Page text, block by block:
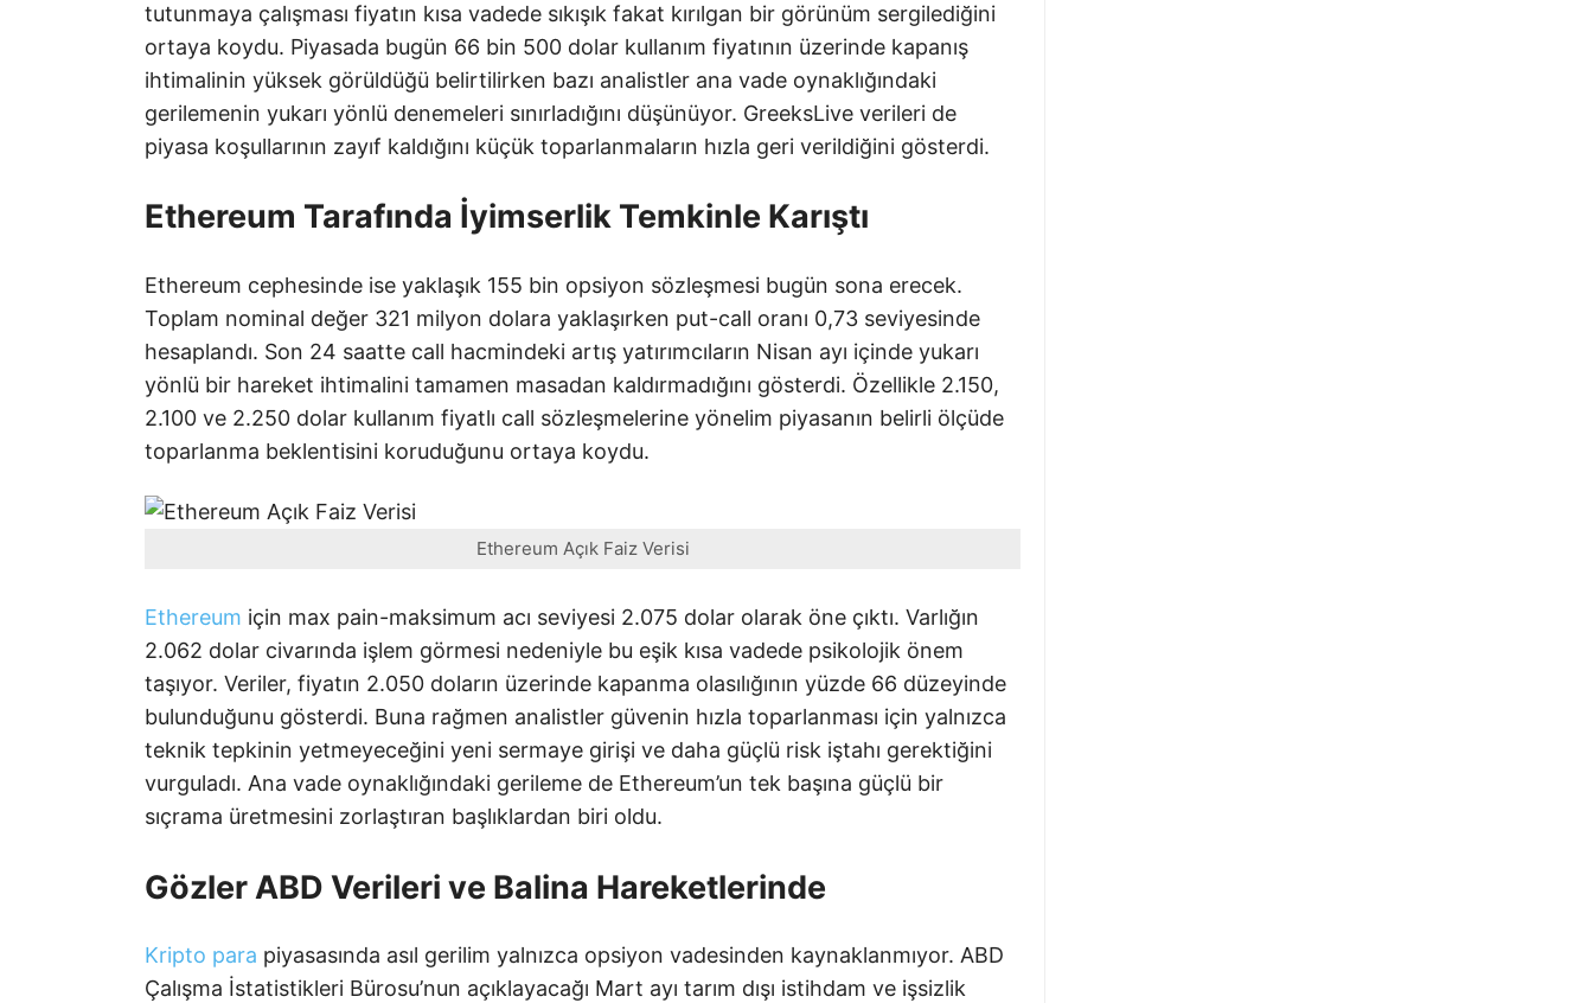
tutunmaya çalışması fiyatın kısa vadede sıkışık fakat kırılgan bir görünüm sergilediğini
ortaya koydu. Piyasada bugün 66 bin 500 dolar kullanım fiyatının üzerinde kapanış
ihtimalinin yüksek görüldüğü belirtilirken bazı analistler ana vade oynaklığındaki
gerilemenin yukarı yönlü denemeleri sınırladığını düşünüyor. GreeksLive verileri de
piyasa koşullarının zayıf kaldığını küçük toparlanmaların hızla geri verildiğini gösterdi.
Ethereum Tarafında İyimserlik Temkinle Karıştı
Ethereum cephesinde ise yaklaşık 155 bin opsiyon sözleşmesi bugün sona erecek.
Toplam nominal değer 321 milyon dolara yaklaşırken put-call oranı 0,73 seviyesinde
hesaplandı. Son 24 saatte call hacmindeki artış yatırımcıların Nisan ayı içinde yukarı
yönlü bir hareket ihtimalini tamamen masadan kaldırmadığını gösterdi. Özellikle 2.150,
2.100 ve 2.250 dolar kullanım fiyatlı call sözleşmelerine yönelim piyasanın belirli ölçüde
toparlanma beklentisini koruduğunu ortaya koydu.
Ethereum Açık Faiz Verisi
Ethereum için max pain-maksimum acı seviyesi 2.075 dolar olarak öne çıktı. Varlığın
2.062 dolar civarında işlem görmesi nedeniyle bu eşik kısa vadede psikolojik önem
taşıyor. Veriler, fiyatın 2.050 doların üzerinde kapanma olasılığının yüzde 66 düzeyinde
bulunduğunu gösterdi. Buna rağmen analistler güvenin hızla toparlanması için yalnızca
teknik tepkinin yetmeyeceğini yeni sermaye girişi ve daha güçlü risk iştahı gerektiğini
vurguladı. Ana vade oynaklığındaki gerileme de Ethereum’un tek başına güçlü bir
sıçrama üretmesini zorlaştıran başlıklardan biri oldu.
Gözler ABD Verileri ve Balina Hareketlerinde
Kripto para piyasasında asıl gerilim yalnızca opsiyon vadesinden kaynaklanmıyor. ABD
Çalışma İstatistikleri Bürosu’nun açıklayacağı Mart ayı tarım dışı istihdam ve işsizlik